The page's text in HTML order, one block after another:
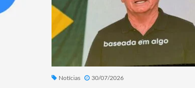
Notícias 30/07/2026